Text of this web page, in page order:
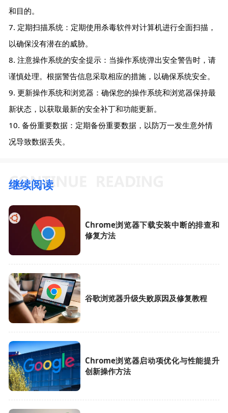
和目的。
7. 定期扫描系统：定期使用杀毒软件对计算机进行全面扫描，
以确保没有潜在的威胁。
8. 注意操作系统的安全提示：当操作系统弹出安全警告时，请
谨慎处理。根据警告信息采取相应的措施，以确保系统安全。
9. 更新操作系统和浏览器：确保您的操作系统和浏览器保持最
新状态，以获取最新的安全补丁和功能更新。
10. 备份重要数据：定期备份重要数据，以防万一发生意外情
况导致数据丢失。
继续阅读
Chrome浏览器下载安装中断的排查和
修复方法
谷歌浏览器升级失败原因及修复教程
Chrome浏览器启动项优化与性能提升
创新操作方法